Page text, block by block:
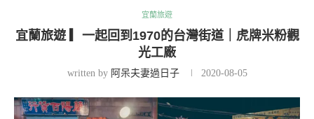
宜蘭旅遊
宜蘭旅遊 ▎一起回到1970的台灣街道｜虎牌米粉觀
光工廠
written by 阿呆夫妻過日子 2020-08-05